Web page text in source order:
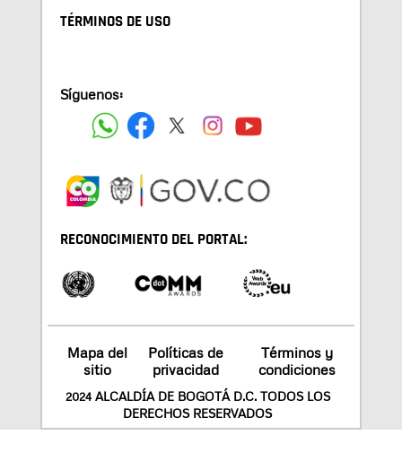
TÉRMINOS DE USO
Síguenos:
RECONOCIMIENTO DEL PORTAL:
Mapa del
sitio
Políticas de
privacidad
Términos y
condiciones
2024 ALCALDÍA DE BOGOTÁ D.C. TODOS LOS
DERECHOS RESERVADOS